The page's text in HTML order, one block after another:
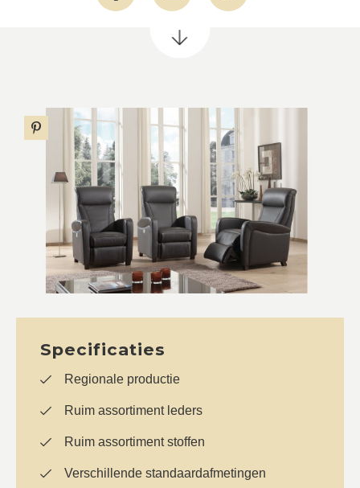
Specificaties
Regionale productie
Ruim assortiment leders
Ruim assortiment stoffen
Verschillende standaardafmetingen